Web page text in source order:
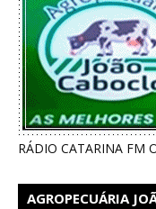
RÁDIO CATARINA FM
AGROPECUÁRIA